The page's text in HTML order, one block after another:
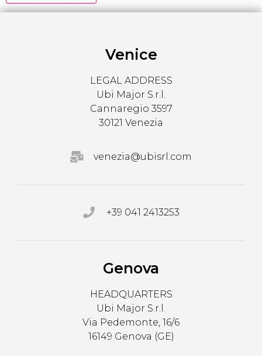
Venice
LEGAL ADDRESS
Ubi Major S.r.l.
Cannaregio 3597
30121 Venezia
venezia@ubisrl.com
+39 041 2413253
Genova
HEADQUARTERS
Ubi Major S.r.l.
Via Pedemonte, 16/6
16149 Genova (GE)